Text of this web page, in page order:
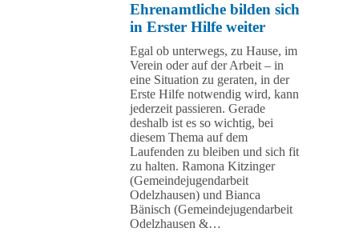
Ehrenamtliche bilden sich
in Erster Hilfe weiter
Egal ob unterwegs, zu Hause, im
Verein oder auf der Arbeit – in
eine Situation zu geraten, in der
Erste Hilfe notwendig wird, kann
jederzeit passieren. Gerade
deshalb ist es so wichtig, bei
diesem Thema auf dem
Laufenden zu bleiben und sich fit
zu halten. Ramona Kitzinger
(Gemeindejugendarbeit
Odelzhausen) und Bianca
Bänisch (Gemeindejugendarbeit
Odelzhausen &…